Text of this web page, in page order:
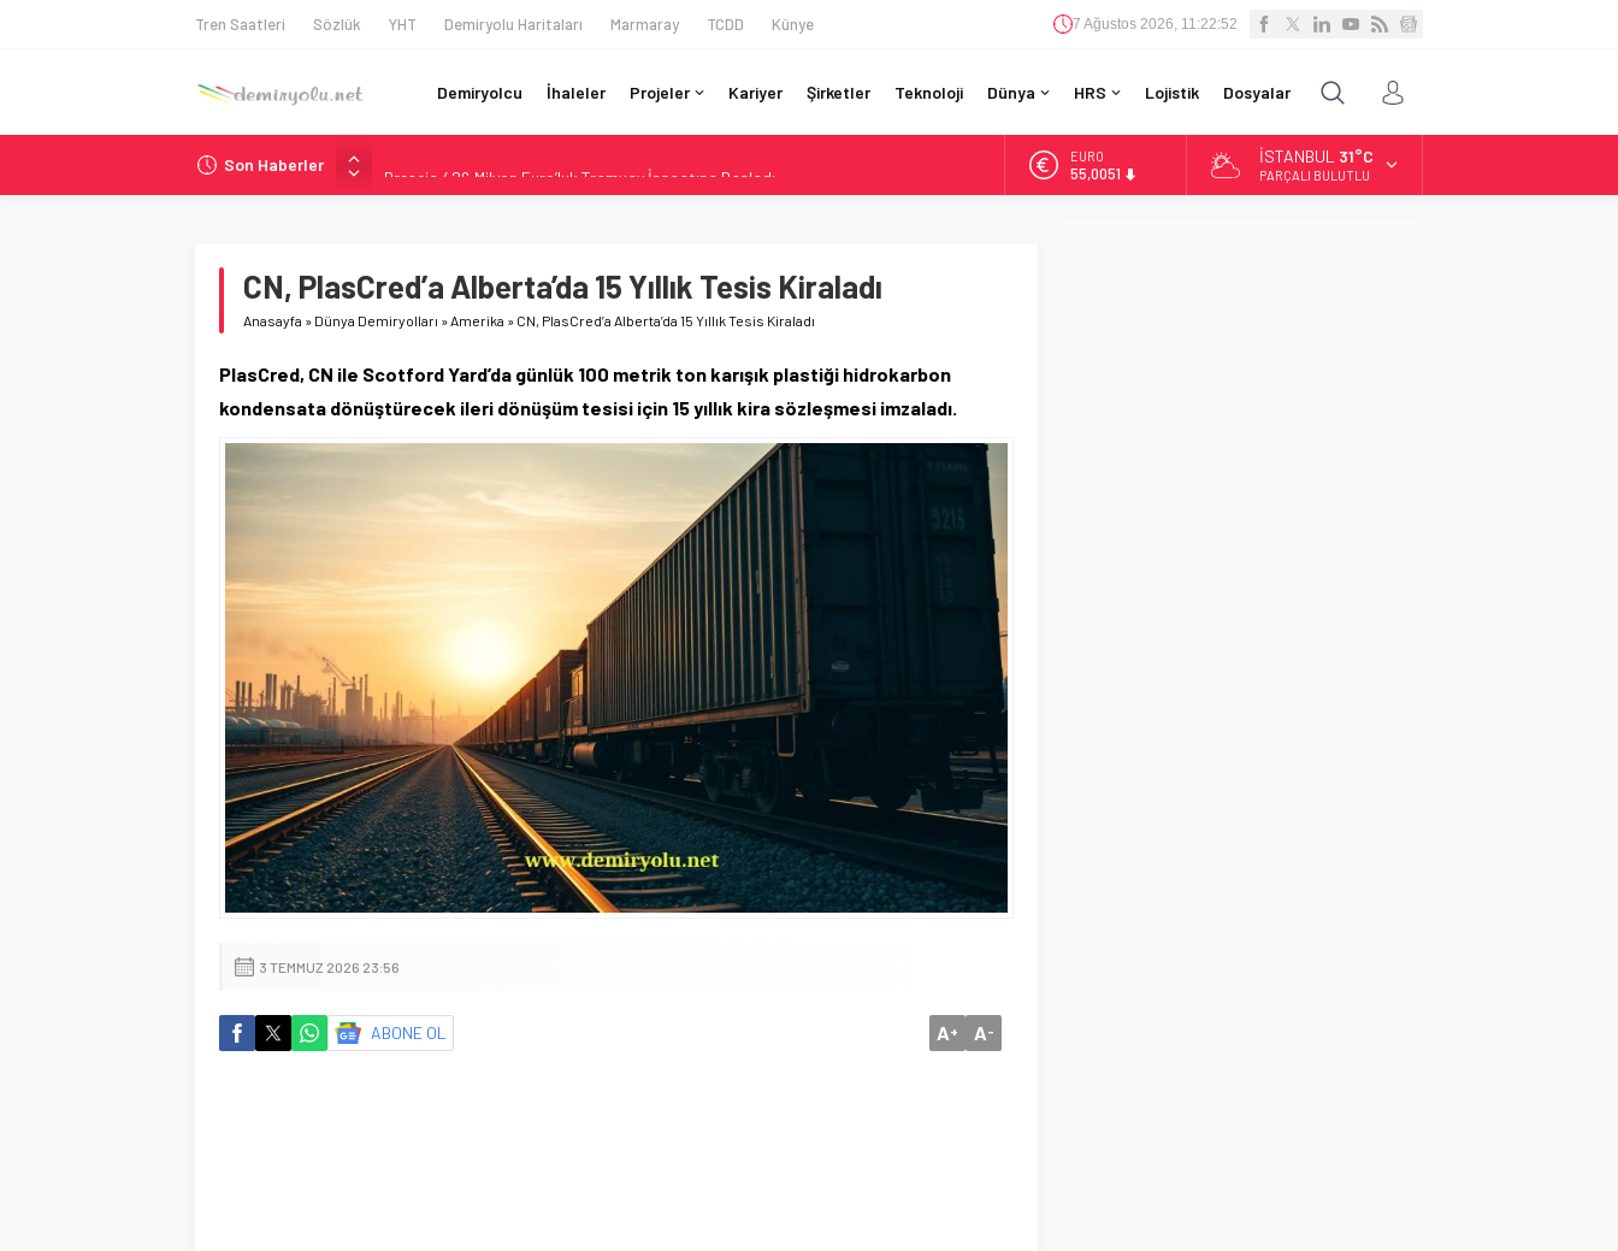
Tren Saatleri Sözlük YHT Demiryolu Haritaları Marmaray TCDD Künye 7 Ağustos 2026, 11:22:53
Demiryolcu İhaleler Projeler Kariyer Şirketler Teknoloji Dünya HRS Lojistik Dosyalar
Son Haberler
Brescia 426 Milyon Euro’luk Tramvay İnşaatına Başladı
Northern Railway Doğruladı: 308 Bin Rupiye Özel Vagonda Puja
NJ Transit’ten Tarihi Bütçe: 46 Yılın Rekoru Onaylandı
ALTIN
6.584,66
İSTANBUL 31°C
PARÇALI BULUTLU
CN, PlasCred’a Alberta’da 15 Yıllık Tesis Kiraladı
Anasayfa » Dünya Demiryolları »Amerika » CN, PlasCred’a Alberta’da 15 Yıllık Tesis Kiraladı
PlasCred, CN ile Scotford Yard’da günlük 100 metrik ton karışık plastiği hidrokarbon
kondensata dönüştürecek ileri dönüşüm tesisi için 15 yıllık kira sözleşmesi imzaladı.
3 TEMMUZ 2026 23:56
ABONE OL A+ A-